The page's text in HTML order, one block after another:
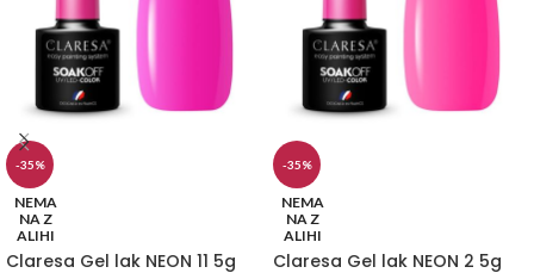
-35%
NEMA
NA Z
ALIHI
Claresa Gel lak NEON 11 5g
-35%
NEMA
NA Z
ALIHI
Claresa Gel lak NEON 2 5g